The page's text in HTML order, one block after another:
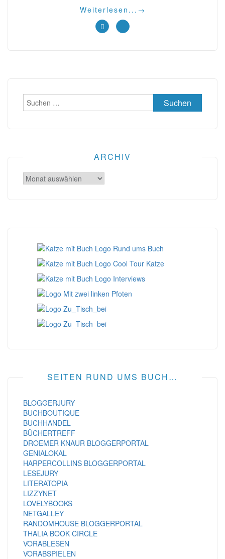
Weiterlesen... →
Suchen
nach:
ARCHIV
Archiv
SEITEN RUND UMS BUCH…
BLOGGERJURY
BUCHBOUTIQUE
BUCHHANDEL
BÜCHERTREFF
DROEMER KNAUR BLOGGERPORTAL
GENIALOKAL
HARPERCOLLINS BLOGGERPORTAL
LESEJURY
LITERATOPIA
LIZZYNET
LOVELYBOOKS
NETGALLEY
RANDOMHOUSE BLOGGERPORTAL
THALIA BOOK CIRCLE
VORABLESEN
VORABSPIELEN